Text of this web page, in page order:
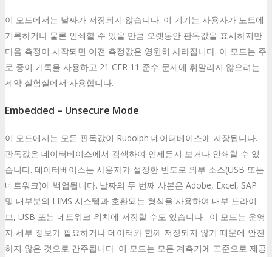
이 모드에서는 날짜가 저장되지 않습니다. 이 기기는 사용자가 노트에
기록하거나 물론 인쇄할 수 있을 만큼 오랫동안 판독값을 표시하지만
다음 측정이 시작되면 이전 측정값은 영원히 사라집니다. 이 모드는 주
로 종이 기록을 사용하고 21 CFR 11 준수 문제에 휘말리지 않으려는
제약 실험실에서 사용합니다.
Embedded – Unsecure Mode
이 모드에서는 모든 판독값이 Rudolph 데이터베이스에 저장됩니다.
판독값은 데이터베이스에서 검색하여 언제든지 보거나 인쇄할 수 있
습니다. 데이터베이스는 사용자가 설정한 빈도로 외부 소스(USB 또는
네트워크)에 백업됩니다. 날짜의 두 번째 사본은 Adobe, Excel, SAP
및 대부분의 LIMS 시스템과 호환되는 형식을 사용하여 내부 드라이
브, USB 또는 네트워크 위치에 저장할 수도 있습니다 . 이 모드는 운영
자 세부 정보가 필요하거나 데이터와 함께 저장되지 않기 때문에 안전
하지 않은 것으로 간주됩니다. 이 모드는 모든 계측기에 표준으로 제공